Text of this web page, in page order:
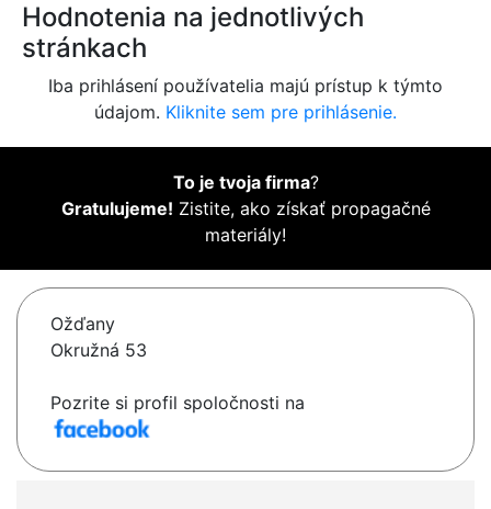
Hodnotenia na jednotlivých
stránkach
Iba prihlásení používatelia majú prístup k týmto
údajom. Kliknite sem pre prihlásenie.
To je tvoja firma?
Gratulujeme! Zistite, ako získať propagačné
materiály!
Ožďany
Okružná 53
Pozrite si profil spoločnosti na